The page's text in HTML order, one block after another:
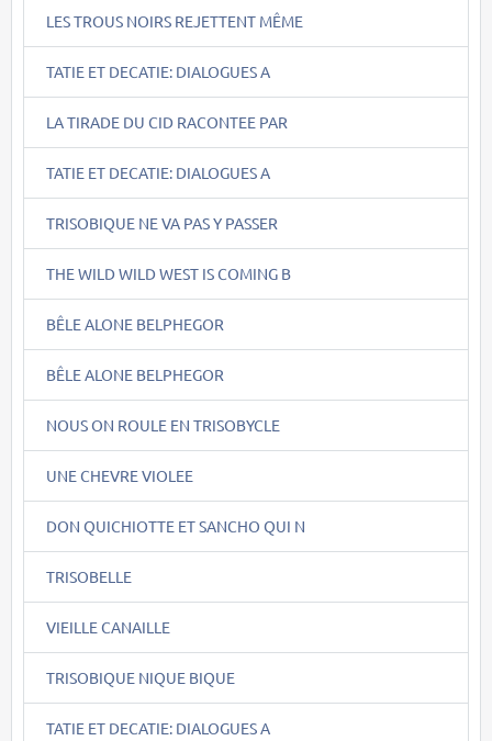
LES TROUS NOIRS REJETTENT MÊME
TATIE ET DECATIE: DIALOGUES A
LA TIRADE DU CID RACONTEE PAR
TATIE ET DECATIE: DIALOGUES A
TRISOBIQUE NE VA PAS Y PASSER
THE WILD WILD WEST IS COMING B
BÊLE ALONE BELPHEGOR
BÊLE ALONE BELPHEGOR
NOUS ON ROULE EN TRISOBYCLE
UNE CHEVRE VIOLEE
DON QUICHIOTTE ET SANCHO QUI N
TRISOBELLE
VIEILLE CANAILLE
TRISOBIQUE NIQUE BIQUE
TATIE ET DECATIE: DIALOGUES A